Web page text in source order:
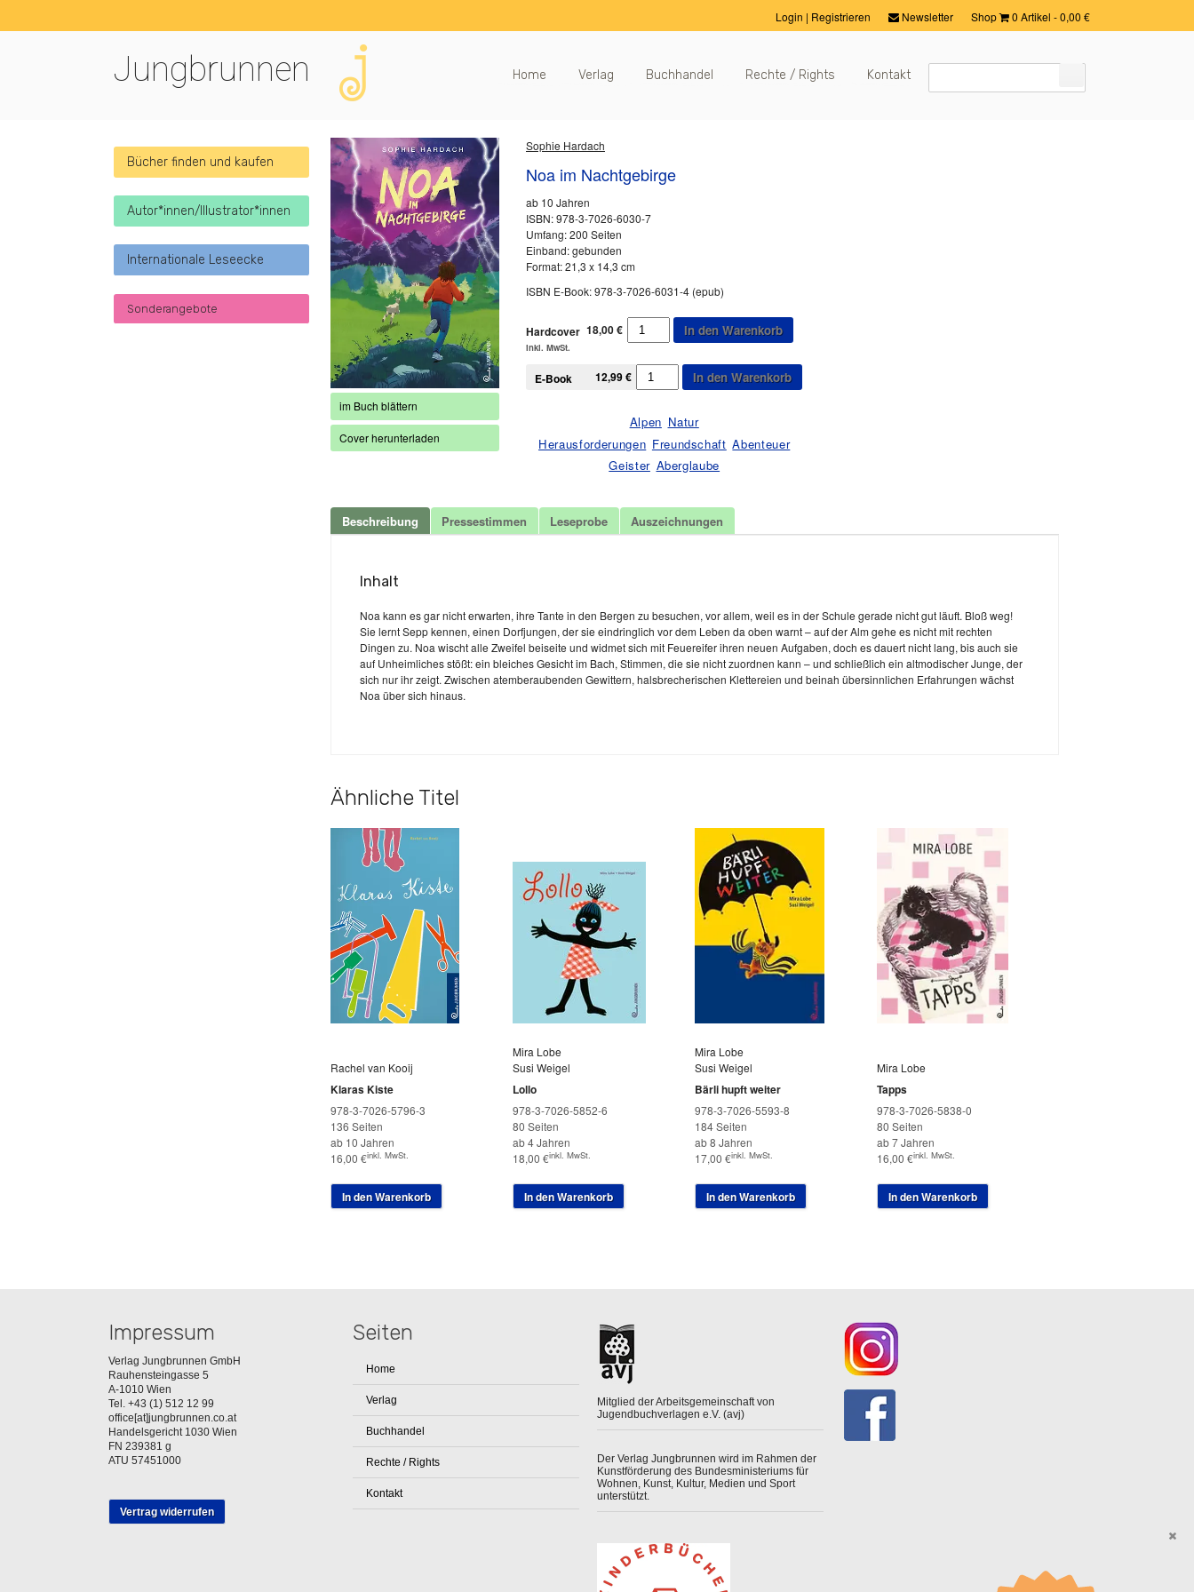
Shop 0 Artikel -0,00 €
Newsletter
Login | Registrieren
Jungbrunnen Home Verlag Buchhandel Rechte / Rights Kontakt
im Buch blättern
Cover herunterladen
Sophie Hardach
Noa im Nachtgebirge
ab 10 Jahren
ISBN: 978-3-7026-6030-7
Umfang: 200 Seiten
Einband: gebunden
Format: 21,3 x 14,3 cm
ISBN E-Book: 978-3-7026-6031-4 (epub)
Hardcover 18,00€
inkl. MwSt.
Noa
im
Menge
In den Warenkorb
E-Book 12,99€
Noa
im
Menge
In den Warenkorb
Alpen Natur
Herausforderungen Freundschaft Abenteuer
Geister Aberglaube
Beschreibung Pressestimmen Leseprobe Auszeichnungen
Inhalt
Noa kann es gar nicht erwarten, ihre Tante in den Bergen zu besuchen, vor allem, weil es in der Schule gerade nicht gut läuft. Bloß weg!
Sie lernt Sepp kennen, einen Dorfjungen, der sie eindringlich vor dem Leben da oben warnt – auf der Alm gehe es nicht mit rechten
Dingen zu. Noa wischt alle Zweifel beiseite und widmet sich mit Feuereifer ihren neuen Aufgaben, doch es dauert nicht lang, bis auch sie
auf Unheimliches stößt: ein bleiches Gesicht im Bach, Stimmen, die sie nicht zuordnen kann – und schließlich ein altmodischer Junge, der
sich nur ihr zeigt. Zwischen atemberaubenden Gewittern, halsbrecherischen Klettereien und beinah übersinnlichen Erfahrungen wächst
Noa über sich hinaus.
Ähnliche Titel
Rachel van Kooij
Klaras Kiste
978-3-7026-5796-3
136 Seiten
ab 10 Jahren
16,00 €inkl. MwSt.
In den Warenkorb
Mira Lobe
Susi Weigel
Lollo
978-3-7026-5852-6
80 Seiten
ab 4 Jahren
18,00 €inkl. MwSt.
In den Warenkorb
Mira Lobe
Susi Weigel
Bärli hupft weiter
978-3-7026-5593-8
184 Seiten
ab 8 Jahren
17,00 €inkl. MwSt.
In den Warenkorb
Mira Lobe
Tapps
978-3-7026-5838-0
80 Seiten
ab 7 Jahren
16,00 €inkl. MwSt.
In den Warenkorb
Bücher finden und kaufen
Autor*innen/Illustrator*innen
Internationale Leseecke
Sonderangebote
Impressum
Verlag Jungbrunnen GmbH
Rauhensteingasse 5
A-1010 Wien
Tel. +43 (1) 512 12 99
office[at]jungbrunnen.co.at
Handelsgericht 1030 Wien
FN 239381 g
ATU 57451000
Vertrag widerrufen
Seiten
Home
Verlag
Buchhandel
Rechte / Rights
Kontakt
Mitglied der Arbeitsgemeinschaft von
Jugendbuchverlagen e.V. (avj)
Der Verlag Jungbrunnen wird im Rahmen der
Kunstförderung des Bundesministeriums für
Wohnen, Kunst, Kultur, Medien und Sport
unterstützt.